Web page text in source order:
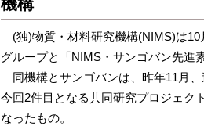
機構
(独)物質・材料研究機構(NIMS)は10
グループと「NIMS・サンゴバン先進
同機構とサンゴバンは、昨年11月、
今回2件目となる共同研究プロジェク
なったもの。